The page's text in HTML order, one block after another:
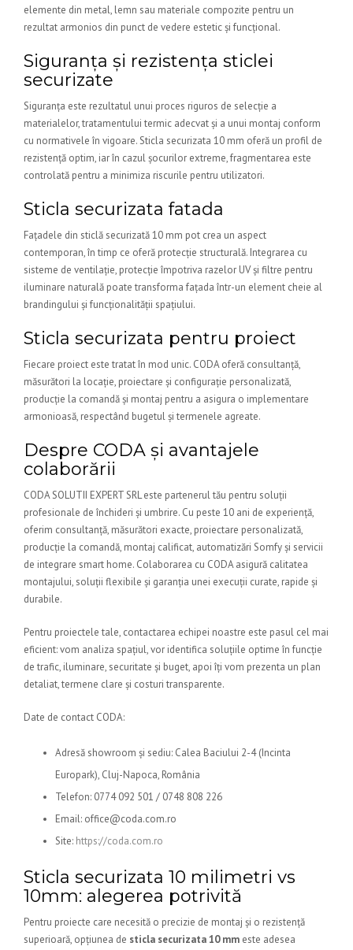
elemente din metal, lemn sau materiale compozite pentru un
rezultat armonios din punct de vedere estetic și funcțional.
Siguranța și rezistența sticlei
securizate
Siguranța este rezultatul unui proces riguros de selecție a
materialelor, tratamentului termic adecvat și a unui montaj conform
cu normativele în vigoare. Sticla securizata 10 mm oferă un profil de
rezistență optim, iar în cazul șocurilor extreme, fragmentarea este
controlată pentru a minimiza riscurile pentru utilizatori.
Sticla securizata fatada
Fațadele din sticlă securizată 10 mm pot crea un aspect
contemporan, în timp ce oferă protecție structurală. Integrarea cu
sisteme de ventilație, protecție împotriva razelor UV și filtre pentru
iluminare naturală poate transforma fațada într-un element cheie al
brandingului și funcționalității spațiului.
Sticla securizata pentru proiect
Fiecare proiect este tratat în mod unic. CODA oferă consultanță,
măsurători la locație, proiectare și configurație personalizată,
producție la comandă și montaj pentru a asigura o implementare
armonioasă, respectând bugetul și termenele agreate.
Despre CODA și avantajele
colaborării
CODA SOLUTII EXPERT SRL este partenerul tău pentru soluții
profesionale de închideri și umbrire. Cu peste 10 ani de experiență,
oferim consultanță, măsurători exacte, proiectare personalizată,
producție la comandă, montaj calificat, automatizări Somfy și servicii
de integrare smart home. Colaborarea cu CODA asigură calitatea
montajului, soluții flexibile și garanția unei execuții curate, rapide și
durabile.
Pentru proiectele tale, contactarea echipei noastre este pasul cel mai
eficient: vom analiza spațiul, vor identifica soluțiile optime în funcție
de trafic, iluminare, securitate și buget, apoi îți vom prezenta un plan
detaliat, termene clare și costuri transparente.
Date de contact CODA:
Adresă showroom și sediu: Calea Baciului 2-4 (Incinta
Europark), Cluj-Napoca, România
Telefon: 0774 092 501 / 0748 808 226
Email: office@coda.com.ro
Site: https://coda.com.ro
Sticla securizata 10 milimetri vs
10mm: alegerea potrivită
Pentru proiecte care necesită o precizie de montaj și o rezistență
superioară, opțiunea de sticla securizata 10 mm este adesea